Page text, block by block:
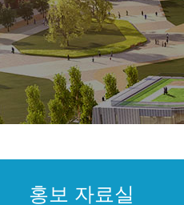
홍보 자료실